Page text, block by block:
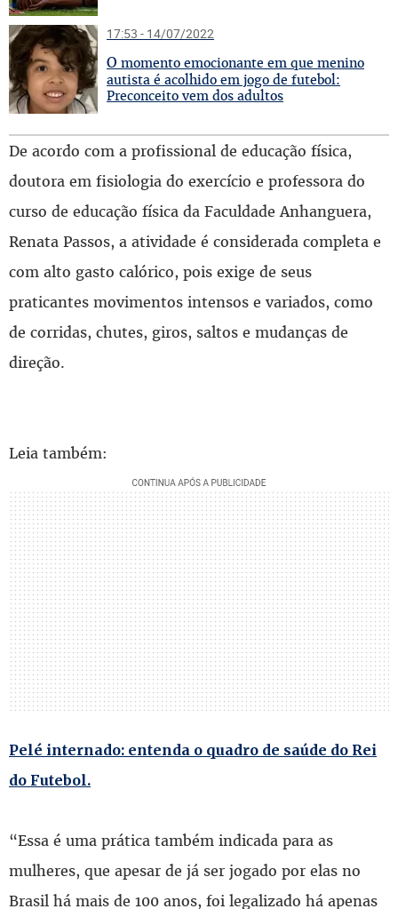
17:53 - 14/07/2022
O momento emocionante em que menino
autista é acolhido em jogo de futebol:
Preconceito vem dos adultos
De acordo com a profissional de educação física,
doutora em fisiologia do exercício e professora do
curso de educação física da Faculdade Anhanguera,
Renata Passos, a atividade é considerada completa e
com alto gasto calórico, pois exige de seus
praticantes movimentos intensos e variados, como
de corridas, chutes, giros, saltos e mudanças de
direção.
Leia também:
Pelé internado: entenda o quadro de saúde do Rei
do Futebol.
“Essa é uma prática também indicada para as
mulheres, que apesar de já ser jogado por elas no
Brasil há mais de 100 anos, foi legalizado há apenas